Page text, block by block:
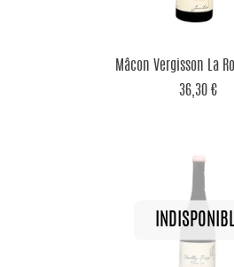
Mâcon Vergisson La
36,30 €